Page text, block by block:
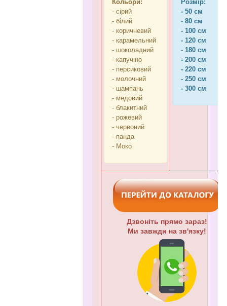
Кольори:
- сірий
- білий
- коричневий
- карамельний
- шоколадний
- капучіно
- персиковий
- молочний
- шампань
- медовий
- блакитний
- рожевий
- червоний
- панда
- Моко
Розмір:
- 50 см
- 80 см
- 100 см
- 120 см
- 180 см
- 200 см
- 220 см
- 250 см
- 300 см
Дзвоніть прямо зараз!
Ми завжди на зв'язку!